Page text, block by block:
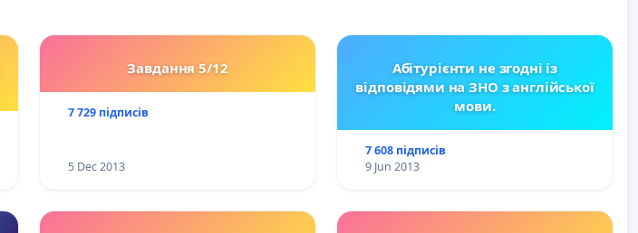
Завдання 5/12
7 729 підписів
5 Dec 2013
Абітурієнти не згодні із
відповідями на ЗНО з англійської
мови.
7 608 підписів
9 Jun 2013